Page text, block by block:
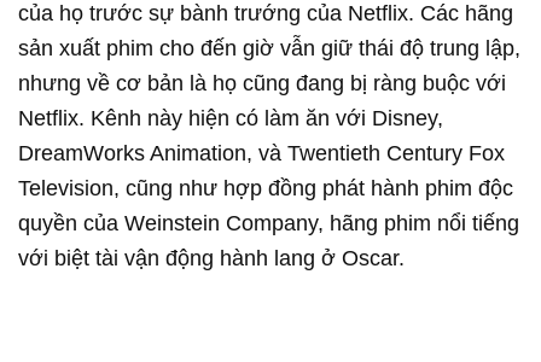
của họ trước sự bành trướng của Netflix. Các hãng
sản xuất phim cho đến giờ vẫn giữ thái độ trung lập,
nhưng về cơ bản là họ cũng đang bị ràng buộc với
Netflix. Kênh này hiện có làm ăn với Disney,
DreamWorks Animation, và Twentieth Century Fox
Television, cũng như hợp đồng phát hành phim độc
quyền của Weinstein Company, hãng phim nổi tiếng
với biệt tài vận động hành lang ở Oscar.